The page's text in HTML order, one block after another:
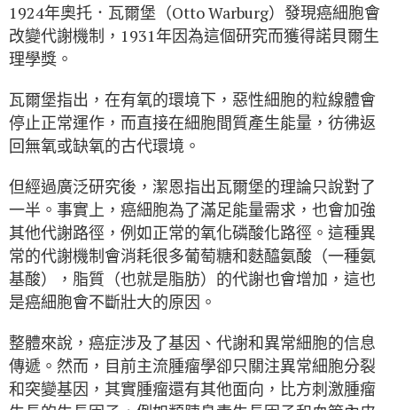
1924年奧托．瓦爾堡（Otto Warburg）發現癌細胞會
改變代謝機制，1931年因為這個研究而獲得諾貝爾生
理學獎。
瓦爾堡指出，在有氧的環境下，惡性細胞的粒線體會
停止正常運作，而直接在細胞間質產生能量，彷彿返
回無氧或缺氧的古代環境。
但經過廣泛研究後，潔恩指出瓦爾堡的理論只說對了
一半。事實上，癌細胞為了滿足能量需求，也會加強
其他代謝路徑，例如正常的氧化磷酸化路徑。這種異
常的代謝機制會消耗很多葡萄糖和麩醯氨酸（一種氨
基酸），脂質（也就是脂肪）的代謝也會增加，這也
是癌細胞會不斷壯大的原因。
整體來說，癌症涉及了基因、代謝和異常細胞的信息
傳遞。然而，目前主流腫瘤學卻只關注異常細胞分裂
和突變基因，其實腫瘤還有其他面向，比方刺激腫瘤